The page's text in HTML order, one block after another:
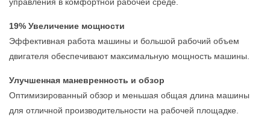
19% Увеличение мощности
Эффективная работа машины и большой рабочий объем
двигателя обеспечивают максимальную мощность машины.
Улучшенная маневренность и обзор
Оптимизированный обзор и меньшая общая длина машины
для отличной производительности на рабочей площадке.